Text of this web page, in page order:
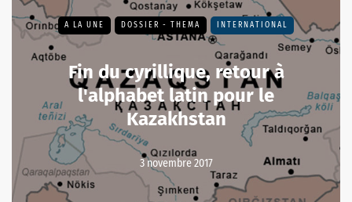
A LA UNE DOSSIER - THEMA INTERNATIONAL
Fin du cyrillique, retour à
l'alphabet latin pour le
Kazakhstan
3 novembre 2017